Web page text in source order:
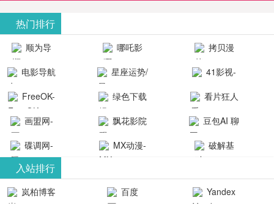
热门排行
顺为导
航-办公运营
哪吒影
院-哪吒影院
提供最新、
最全的高清
电影、电视
剧、动漫和
综艺节目免
费观看。平
台内容丰
拷贝漫
画-官网
动漫综合
电影导航
- 免费看电影
就来这！ | 快
导航网-免费
看电影就来
这！收录大
量免费看电
影网站！
星座运势/
最星座/美国
神婆星座网
41影视-
聚合最近好
看的电视剧
最新电影网
站-41影视为
成全短剧电
视剧、电视
FreeOK-
FreeOK影视
官网-最新影
视资源|追剧
也很卷
绿色下载
吧
看片狂人
- 高清视频资
源免费在线
观看
画盟网-
画师联盟官
网
_huashilm.com_
动漫综合
飘花影院
网
豆包AI 聊
天智能对话
网页版入口
碟调网-
碟调网为您
提供最新电
视剧和2025
MX动漫-
漫免费在线
观看
破解基
整合当前互
联网最新最
入站排行
岚柏博客 百度
Yandex